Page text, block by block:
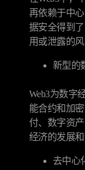
再依赖于中
据安全得到
用或泄露的风
新型的
Web3为数字
能合约和加
付、数字资
经济的发展和
去中心